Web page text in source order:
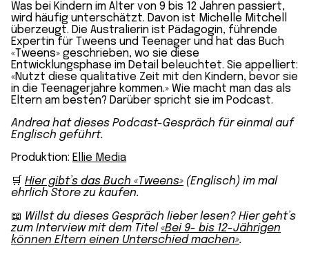
Was bei Kindern im Alter von 9 bis 12 Jahren passiert,
wird häufig unterschätzt. Davon ist Michelle Mitchell
überzeugt. Die Australierin ist Pädagogin, führende
Expertin für Tweens und Teenager und hat das Buch
«Tweens» geschrieben, wo sie diese
Entwicklungsphase im Detail beleuchtet. Sie appelliert:
«Nutzt diese qualitative Zeit mit den Kindern, bevor sie
in die Teenagerjahre kommen.» Wie macht man das als
Eltern am besten? Darüber spricht sie im Podcast.
Andrea hat dieses Podcast-Gespräch für einmal auf
Englisch geführt.
Produktion: Ellie Media
🛒 Hier gibt’s das Buch «Tweens» (Englisch) im mal
ehrlich Store zu kaufen.
📖 Willst du dieses Gespräch lieber lesen? Hier geht’s
zum Interview mit dem Titel «Bei 9- bis 12-Jährigen
können Eltern einen Unterschied machen».